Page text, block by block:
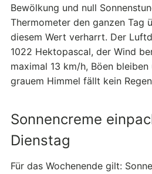
Bewölkung und null
Thermometer den ganzen Tag
diesem Wert verharrt. Der
1022 Hektopascal, der Wind
maximal 13 km/h, Böen
grauem Himmel fällt kein
Sonnencreme
Dienstag
Für das Wochenende gilt: